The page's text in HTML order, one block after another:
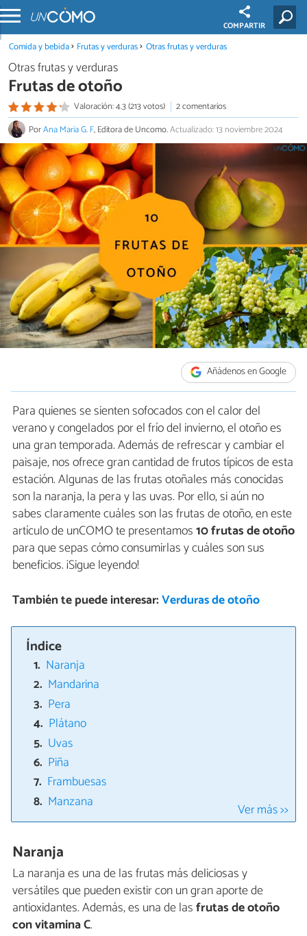
COMPARTIR
Comida y bebida Frutas y verduras Otras frutas y verduras
Otras frutas y verduras
Frutas de otoño
Valoración: 4.3 (213 votos)
2 comentarios
PorAna Maria G. F, Editora de Uncomo.Actualizado: 13 noviembre 2024
Añádenos en Google
Para quienes se sienten sofocados con el calor del
verano y congelados por el frío del invierno, el otoño es
una gran temporada. Además de refrescar y cambiar el
paisaje, nos ofrece gran cantidad de frutos típicos de esta
estación. Algunas de las frutas otoñales más conocidas
son la naranja, la pera y las uvas. Por ello, si aún no
sabes claramente cuáles son las frutas de otoño, en este
artículo de unCOMO te presentamos10 frutas de otoño
para que sepas cómo consumirlas y cuáles son sus
beneficios. ¡Sigue leyendo!
También te puede interesar:Verduras de otoño
Índice
Naranja
Mandarina
Pera
Plátano
Uvas
Piña
Frambuesas
Manzana
Ver más >>
Naranja
La naranja es una de las frutas más deliciosas y
versátiles que pueden existir con un gran aporte de
antioxidantes. Además, es una de lasfrutas de otoño
con vitamina C.